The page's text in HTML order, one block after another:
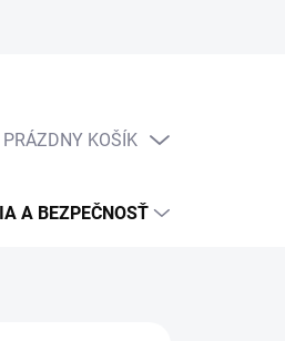
NÁKUPNÝ
PRÁZDNY KOŠÍK
A BEZPEČNOSŤ